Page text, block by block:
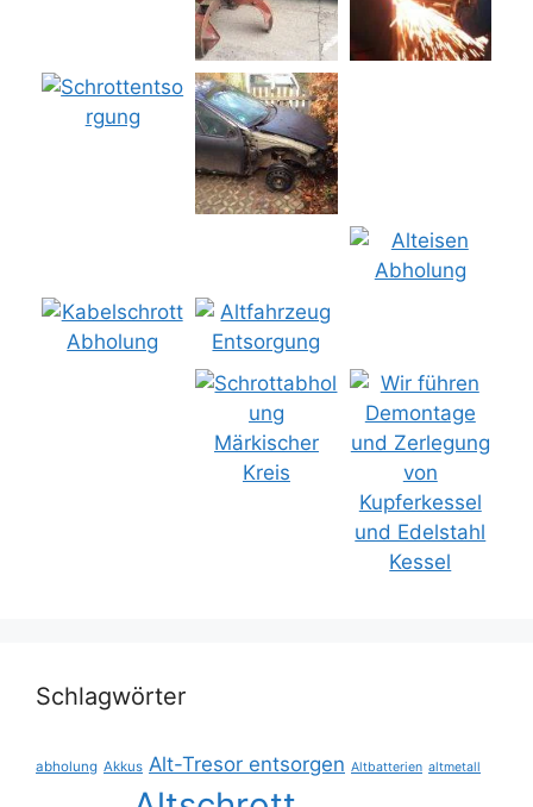
Schlagwörter
abholung Akkus Alt-Tresor entsorgen Altbatterien altmetall